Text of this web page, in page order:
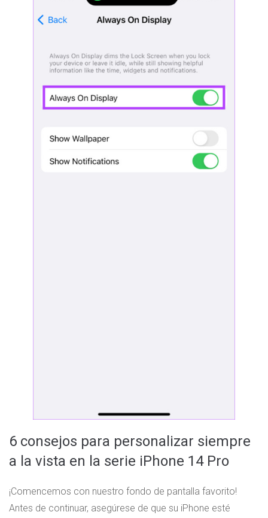
6 consejos para personalizar siempre
a la vista en la serie iPhone 14 Pro
¡Comencemos con nuestro fondo de pantalla favorito!
Antes de continuar, asegúrese de que su iPhone esté